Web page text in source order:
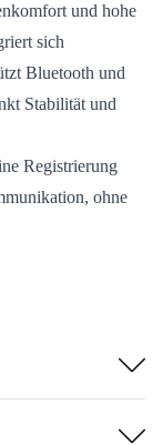
und hohe
sich
Bluetooth und
Stabilität und
Registrierung
ohne